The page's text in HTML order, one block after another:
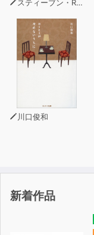
スティーブン・R・コヴィー
川口俊和
新着作品